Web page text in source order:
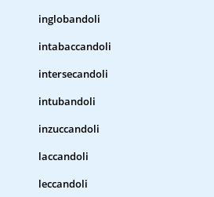
inglobandoli
intabaccandoli
intersecandoli
intubandoli
inzuccandoli
laccandoli
leccandoli